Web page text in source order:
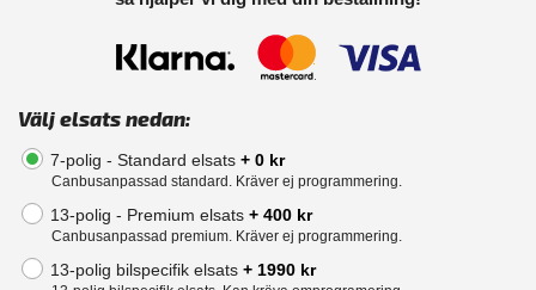
Välj elsats nedan:
7-polig - Standard elsats + 0 kr
Canbusanpassad standard. Kräver ej programmering.
13-polig - Premium elsats + 400 kr
Canbusanpassad premium. Kräver ej programmering.
13-polig bilspecifik elsats + 1990 kr